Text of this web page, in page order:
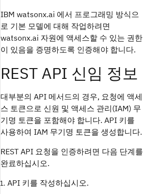
IBM watsonx.ai 에서 프로그래밍 방식으
로 기본 모델에 대해 작업하려면
watsonx.ai 자원에 액세스할 수 있는 권한
이 있음을 증명하도록 인증해야 합니다.
REST API 신임 정보
대부분의 API 메서드의 경우, 요청에 액세
스 토큰으로 신원 및 액세스 관리(IAM) 무
기명 토큰을 포함해야 합니다. API 키를
사용하여 IAM 무기명 토큰을 생성합니다.
REST API 요청을 인증하려면 다음 단계를
완료하십시오.
API 키를 작성하십시오.